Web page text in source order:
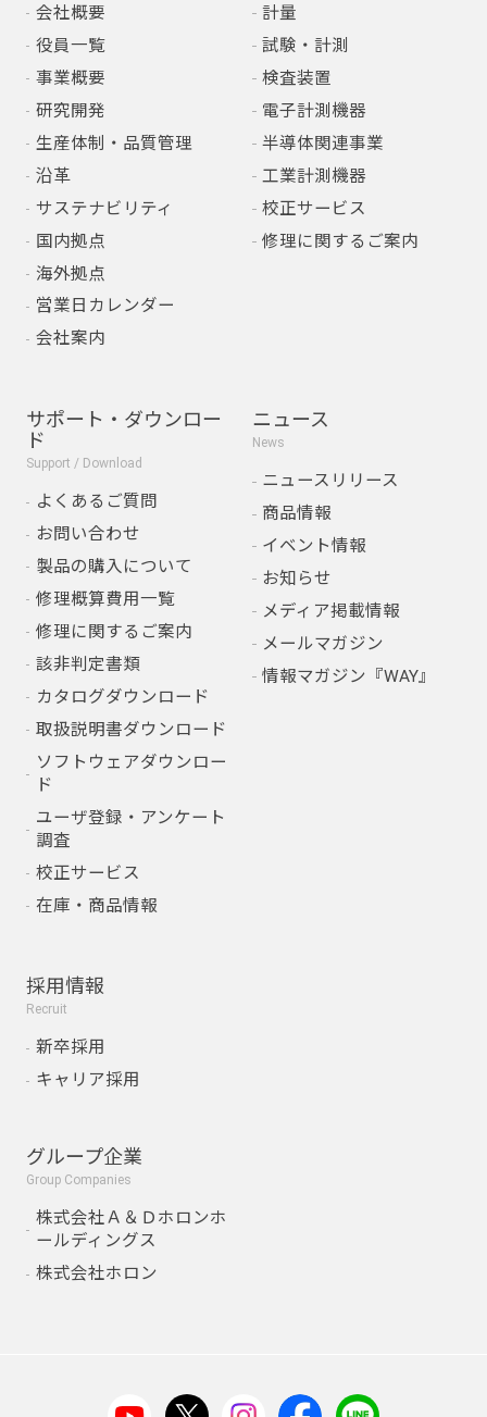
会社概要
役員一覧
事業概要
研究開発
生産体制・品質管理
沿革
サステナビリティ
国内拠点
海外拠点
営業日カレンダー
会社案内
計量
試験・計測
検査装置
電子計測機器
半導体関連事業
工業計測機器
校正サービス
修理に関するご案内
サポート・ダウンロー
ド
Support / Download
よくあるご質問
お問い合わせ
製品の購入について
修理概算費用一覧
修理に関するご案内
該非判定書類
カタログダウンロード
取扱説明書ダウンロード
ソフトウェアダウンロー
ド
ユーザ登録・アンケート
調査
校正サービス
在庫・商品情報
ニュース
News
ニュースリリース
商品情報
イベント情報
お知らせ
メディア掲載情報
メールマガジン
情報マガジン『WAY』
採用情報
Recruit
新卒採用
キャリア採用
グループ企業
Group Companies
株式会社Ａ＆Ｄホロンホ
ールディングス
株式会社ホロン